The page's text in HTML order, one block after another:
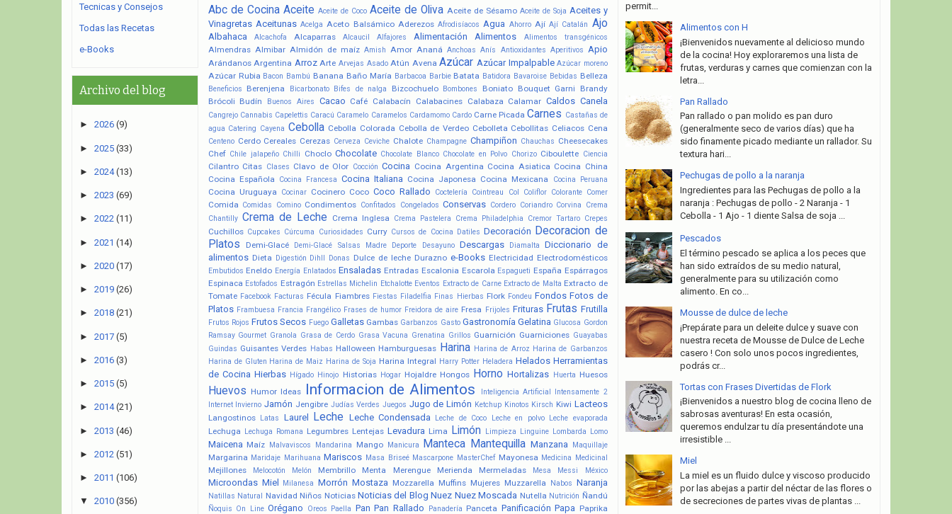
Abc de Cocina Aceite Aceite de Coco Aceite de Oliva Aceite de Sésamo Aceite de Soja Aceites y
Vinagretas Aceitunas Acelga Aceto Balsámico Aderezos Afrodisíacos Agua Ahorro Ají Ají Catalán Ajo
Albahaca Alcachofa Alcaparras Alcaucil Alfajores Alimentación Alimentos Alimentos transgénicos
Almendras Almibar Almidón de maíz Amish Amor Ananá Anchoas Anís Antioxidantes Aperitivos Apio
Arándanos Argentina Arroz Arte Arvejas Asado Atún Avena Azúcar Azúcar Impalpable Azúcar moreno
Azúcar Rubia Bacon Bambú Banana Baño María Barbacoa Barbie Batata Batidora Bavaroise Bebidas Belleza
Beneficios Berenjena Bicarbonato Bifes de nalga Bizcochuelo Bombones Boniato Bouquet Garni
Brandy
Brócoli Budín Buenos Aires Cacao Café Calabacín Calabacines Calabaza Calamar Caldos Canela
Cangrejo Cannabis Capelettis Caracú Caramelo Caramelos Cardamomo Cardo Carne Picada Carnes Castañas de
agua Catering Cayena Cebolla Cebolla Colorada Cebolla de Verdeo Cebolleta Cebollitas Celiacos Cena
Centeno Cerdo Cereales Cerezas Cerveza Ceviche Chalote Champagne Champiñon Chauchas Cheesecakes
Chef Chile jalapeño Chilli Choclo Chocolate Chocolate Blanco Chocolate en Polvo Chorizo Ciboulette Ciencia
Cilantro Citas Clases Clavo de Olor Cocción Cocina Cocina Argentina Cocina Asiatica Cocina China
Cocina Española
Cocina Francesa Cocina Italiana Cocina Japonesa Cocina Mexicana Cocina Peruana
Cocina Uruguaya Cocinar Cocinero Coco Coco Rallado Coctelería Cointreau Col Coliflor Colorante Comer
Comida Comidas Comino Condimentos Confitados Congelados Conservas Cordero Coriandro Corvina
Crema
Chantilly Crema de Leche Crema Inglesa Crema Pastelera Crema Philadelphia Cremor Tartaro Crepes
Cuchillos Cupcakes Cúrcuma Curiosidades Curry Cursos de Cocina Datiles Decoración Decoracion de
Platos
Demi-Glacé Demi-Glacé Salsas Madre Deporte Desayuno Descargas Diamalta
Diccionario de
alimentos Dieta Digestión Dihll Donas Dulce de leche Durazno e-Books Electricidad Electrodomésticos
Embutidos Eneldo Energía Enlatados Ensaladas Entradas Escalonia Escarola Espagueti España Espárragos
Espinaca Estofados Estragón Estrellas Michelin Etchalotte Eventos Extracto de Carne Extracto de Malta Extracto de
Tomate Facebook Facturas Fécula Fiambres Fiestas Filadelfia Finas Hierbas Flork Fondeu Fondos Fotos de
Platos Frambuesa Francia Frangélico Frases de humor Freidora de aire Fresa Frijoles Frituras Frutas Frutilla
Frutos Rojos Frutos Secos Fuego Galletas Gambas Garbanzos Gasto Gastronomía Gelatina Glucosa Gordon
Ramsay Gourmet Granola Grasa de Cerdo Grasa Vacuna Grenatina Grillos Guarnición Guarniciones Guayabas
Guindas Guisantes Verdes Habas Halloween Hamburguesas Harina Harina de Arroz Harina de Garbanzos
Harina de Gluten Harina de Maiz Harina de Soja Harina Integral Harry Potter Heladera Helados Herramientas
de Cocina Hierbas Hígado Hinojo Historias Hogar Hojaldre Hongos Horno Hortalizas Huerta Huesos
Huevos Humor Ideas Informacion de Alimentos Inteligencia Artificial Intensamente 2
Internet Invierno Jamón Jengibre Judías Verdes Juegos Jugo de Limón Ketchup Kinotos Kirsch Kiwi Lacteos
Langostinos Latas Laurel Leche Leche Condensada Leche de Coco Leche en polvo Leche evaporada
Lechuga Lechuga Romana Legumbres Lentejas Levadura Lima Limón Limpieza Linguine Lombarda Lomo
Maicena Maíz Malvaviscos Mandarina Mango Manicura Manteca Mantequilla Manzana Maquillaje
Margarina Maridaje Marihuana Mariscos Masa Briseé Mascarpone MasterChef Mayonesa Medicina Medicinal
Mejillones Melocotón Melón Membrillo Menta Merengue Merienda Mermeladas Mesa Messi México
Microondas Miel Milanesa Morrón Mostaza Mozzarella Muffins Mujeres Muzzarella Nabos Naranja
Natillas Natural Navidad Niños Noticias Noticias del Blog Nuez Nuez Moscada Nutella Nutrición Ñandú
Ñoquis On Line Orégano Oreos Paella Pan Pan Rallado Panadería Panceta Panificación Papa Paprika
Tecnicas y Consejos
Todas las Recetas
e-Books
Archivo del blog
► 2026 (9)
► 2025 (33)
► 2024 (13)
► 2023 (69)
► 2022 (11)
► 2021 (14)
► 2020 (17)
► 2019 (26)
► 2018 (21)
► 2017 (5)
► 2016 (3)
► 2015 (5)
► 2014 (21)
► 2013 (46)
► 2012 (51)
► 2011 (106)
▼ 2010 (356)
permit...
Alimentos con H
¡Bienvenidos nuevamente al delicioso mundo
de la cocina! Hoy exploraremos una lista de
frutas, verduras y carnes que comienzan con la
letra...
Pan Rallado
Pan rallado o pan molido es pan duro
(generalmente seco de varios días) que ha
sido finamente picado mediante un rallador. Su
textura hari...
Pechugas de pollo a la naranja
Ingredientes para las Pechugas de pollo a la
naranja : Pechugas de pollo - 2 Naranja - 1
Cebolla - 1 Ajo - 1 diente Salsa de soja ...
Pescados
El término pescado se aplica a los peces que
han sido extraídos de su medio natural,
generalmente para su utilización como
alimento. En co...
Mousse de dulce de leche
¡Prepárate para un deleite dulce y suave con
nuestra receta de Mousse de Dulce de Leche
casero ! Con solo unos pocos ingredientes,
podrás cr...
Tortas con Frases Divertidas de Flork
¡Bienvenidos a nuestro blog de cocina lleno de
sabrosas aventuras! En esta ocasión,
queremos endulzar tu día presentándote una
irresistible ...
Miel
La miel es un fluido dulce y viscoso producido
por las abejas a partir del néctar de las flores o
de secreciones de partes vivas de plantas ...